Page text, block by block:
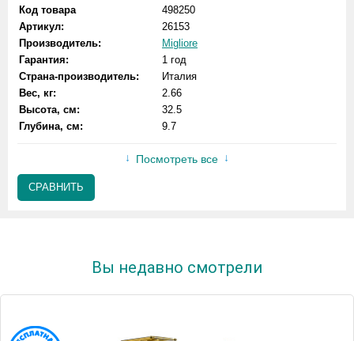
Код товара
498250
Артикул:
26153
Производитель:
Migliore
Гарантия:
1 год
Страна-производитель:
Италия
Вес, кг:
2.66
Высота, см:
32.5
Глубина, см:
9.7
Посмотреть все
СРАВНИТЬ
Вы недавно смотрели